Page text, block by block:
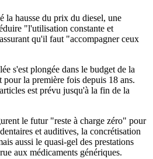
la hausse du prix du diesel, une
"l'utilisation constante et
qu'il faut "accompagner ceux
s'est plongée dans le budget de la
pour la première fois depuis 18 ans.
est prévu jusqu'à la fin de la
le futur "reste à charge zéro" pour
et auditives, la concrétisation
aussi le quasi-gel des prestations
aux médicaments génériques.